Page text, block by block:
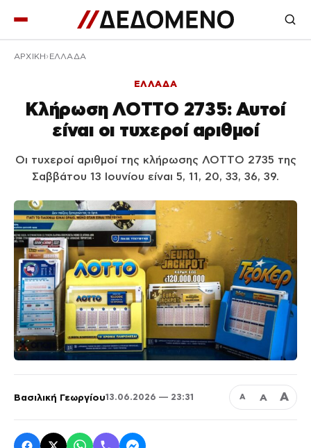
ΑΡΧΙΚΉ ΕΛΛΑΔΑ
ΕΛΛΑΔΑ
Κλήρωση ΛΟΤΤΟ 2735: Αυτοί
είναι οι τυχεροί αριθμοί
Οι τυχεροί αριθμοί της κλήρωσης ΛΟΤΤΟ 2735 της
Σαββάτου 13 Ιουνίου είναι 5, 11, 20, 33, 36, 39.
Βασιλική Γεωργίου13.06.2026 — 23:31 Α Α Α